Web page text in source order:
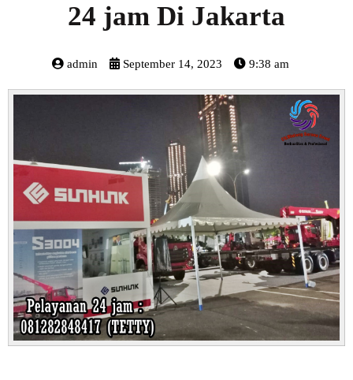
24 jam Di Jakarta
admin September 14, 2023 9:38 am